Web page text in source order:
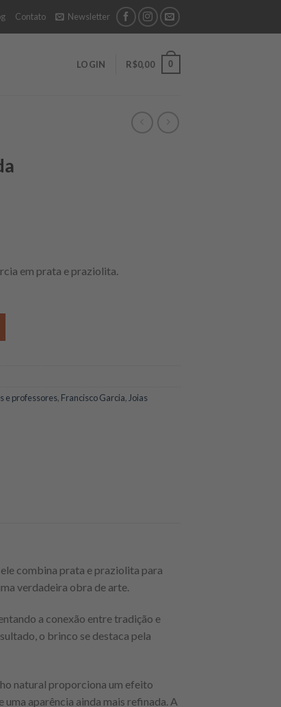
Contato Newsletter
LOGIN R$0,00 0
em prata e praziolita.
e professores, Francisco Garcia,Joias
combina prata e praziolita para
verdadeira obra de arte.
a conexão entre tradição e
o brinco se destaca pela
natural proporciona um efeito
aparência ainda mais refinada. A